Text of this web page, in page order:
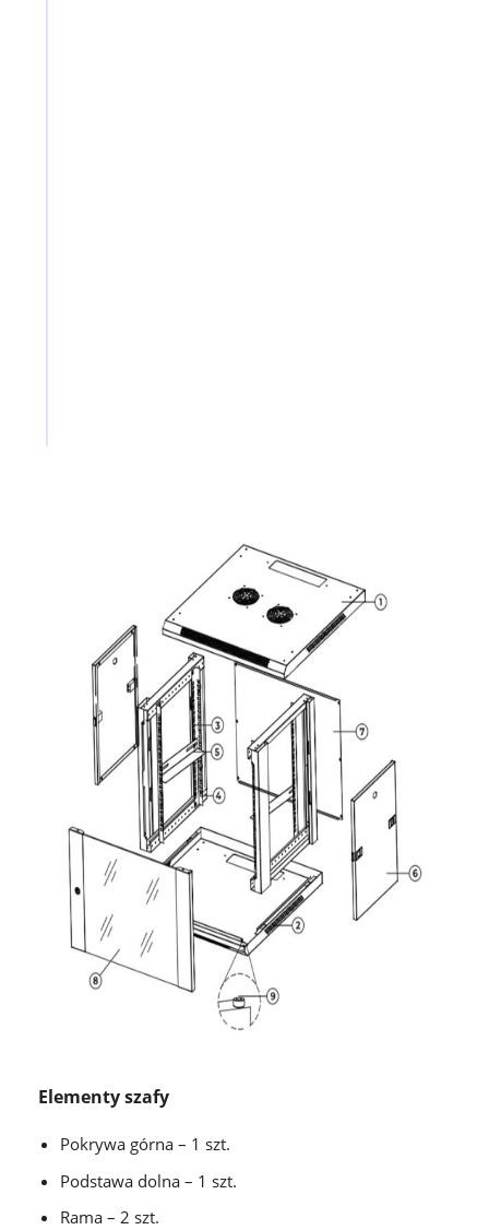
Elementy szafy
Pokrywa górna – 1 szt.
Podstawa dolna – 1 szt.
Rama – 2 szt.